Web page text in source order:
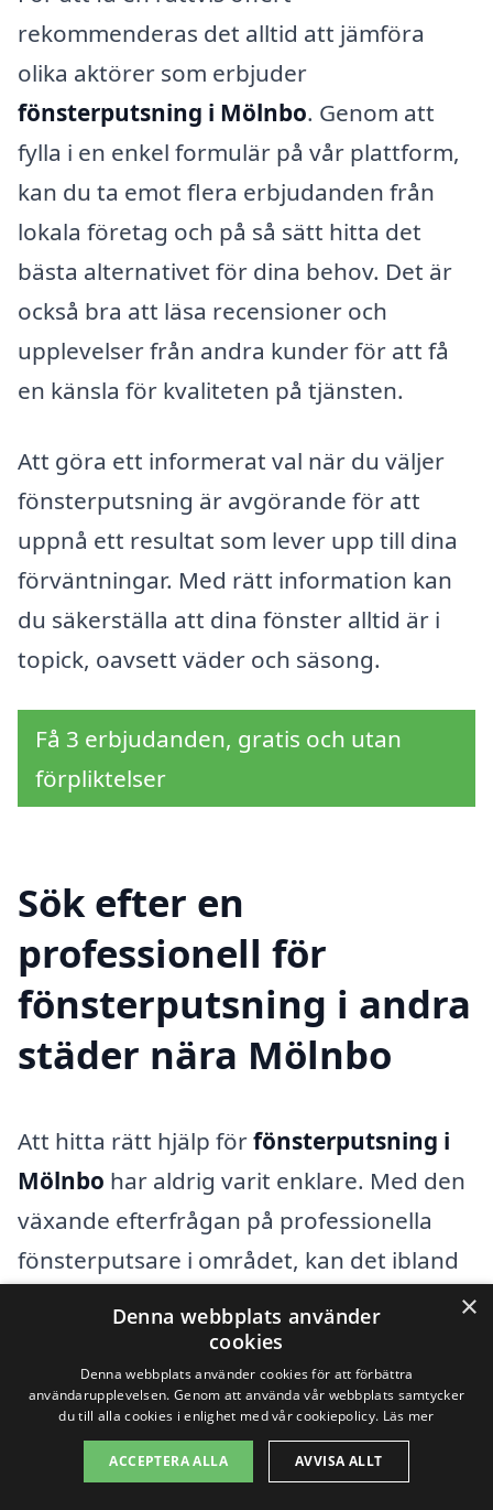
rekommenderas det alltid att jämföra
olika aktörer som erbjuder
fönsterputsning i Mölnbo. Genom att
fylla i en enkel formulär på vår plattform,
kan du ta emot flera erbjudanden från
lokala företag och på så sätt hitta det
bästa alternativet för dina behov. Det är
också bra att läsa recensioner och
upplevelser från andra kunder för att få
en känsla för kvaliteten på tjänsten.
Att göra ett informerat val när du väljer
fönsterputsning är avgörande för att
uppnå ett resultat som lever upp till dina
förväntningar. Med rätt information kan
du säkerställa att dina fönster alltid är i
topick, oavsett väder och säsong.
Få 3 erbjudanden, gratis och utan
förpliktelser
Sök efter en
professionell för
fönsterputsning i andra
städer nära Mölnbo
Att hitta rätt hjälp förfönsterputsning i
Mölnbo har aldrig varit enklare. Med den
växande efterfrågan på professionella
fönsterputsare i området, kan det ibland
företag. Men oroa dig inte, vi är här för
att hjälpa dig att navigera i detta och hitta
det perfekta företaget för dina behov.
Genom vår plattform kan du enkelt få
×
Denna webbplats använder
cookies
Denna webbplats använder cookies för att förbättra
användarupplevelsen. Genom att använda vår webbplats samtycker
du till alla cookies i enlighet med vår cookiepolicy. Läs mer
ACCEPTERA ALLA AVVISA ALLT